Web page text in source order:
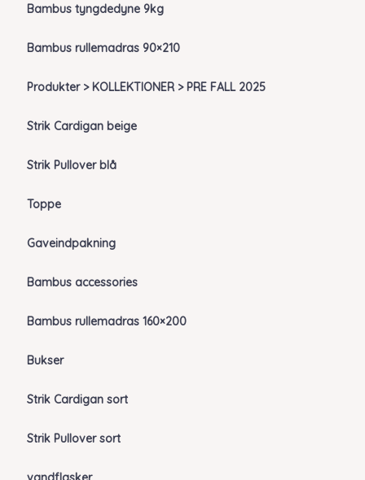
Bambus tyngdedyne 9kg
Bambus rullemadras 90×210
Produkter > KOLLEKTIONER > PRE FALL 2025
Strik Cardigan beige
Strik Pullover blå
Toppe
Gaveindpakning
Bambus accessories
Bambus rullemadras 160×200
Bukser
Strik Cardigan sort
Strik Pullover sort